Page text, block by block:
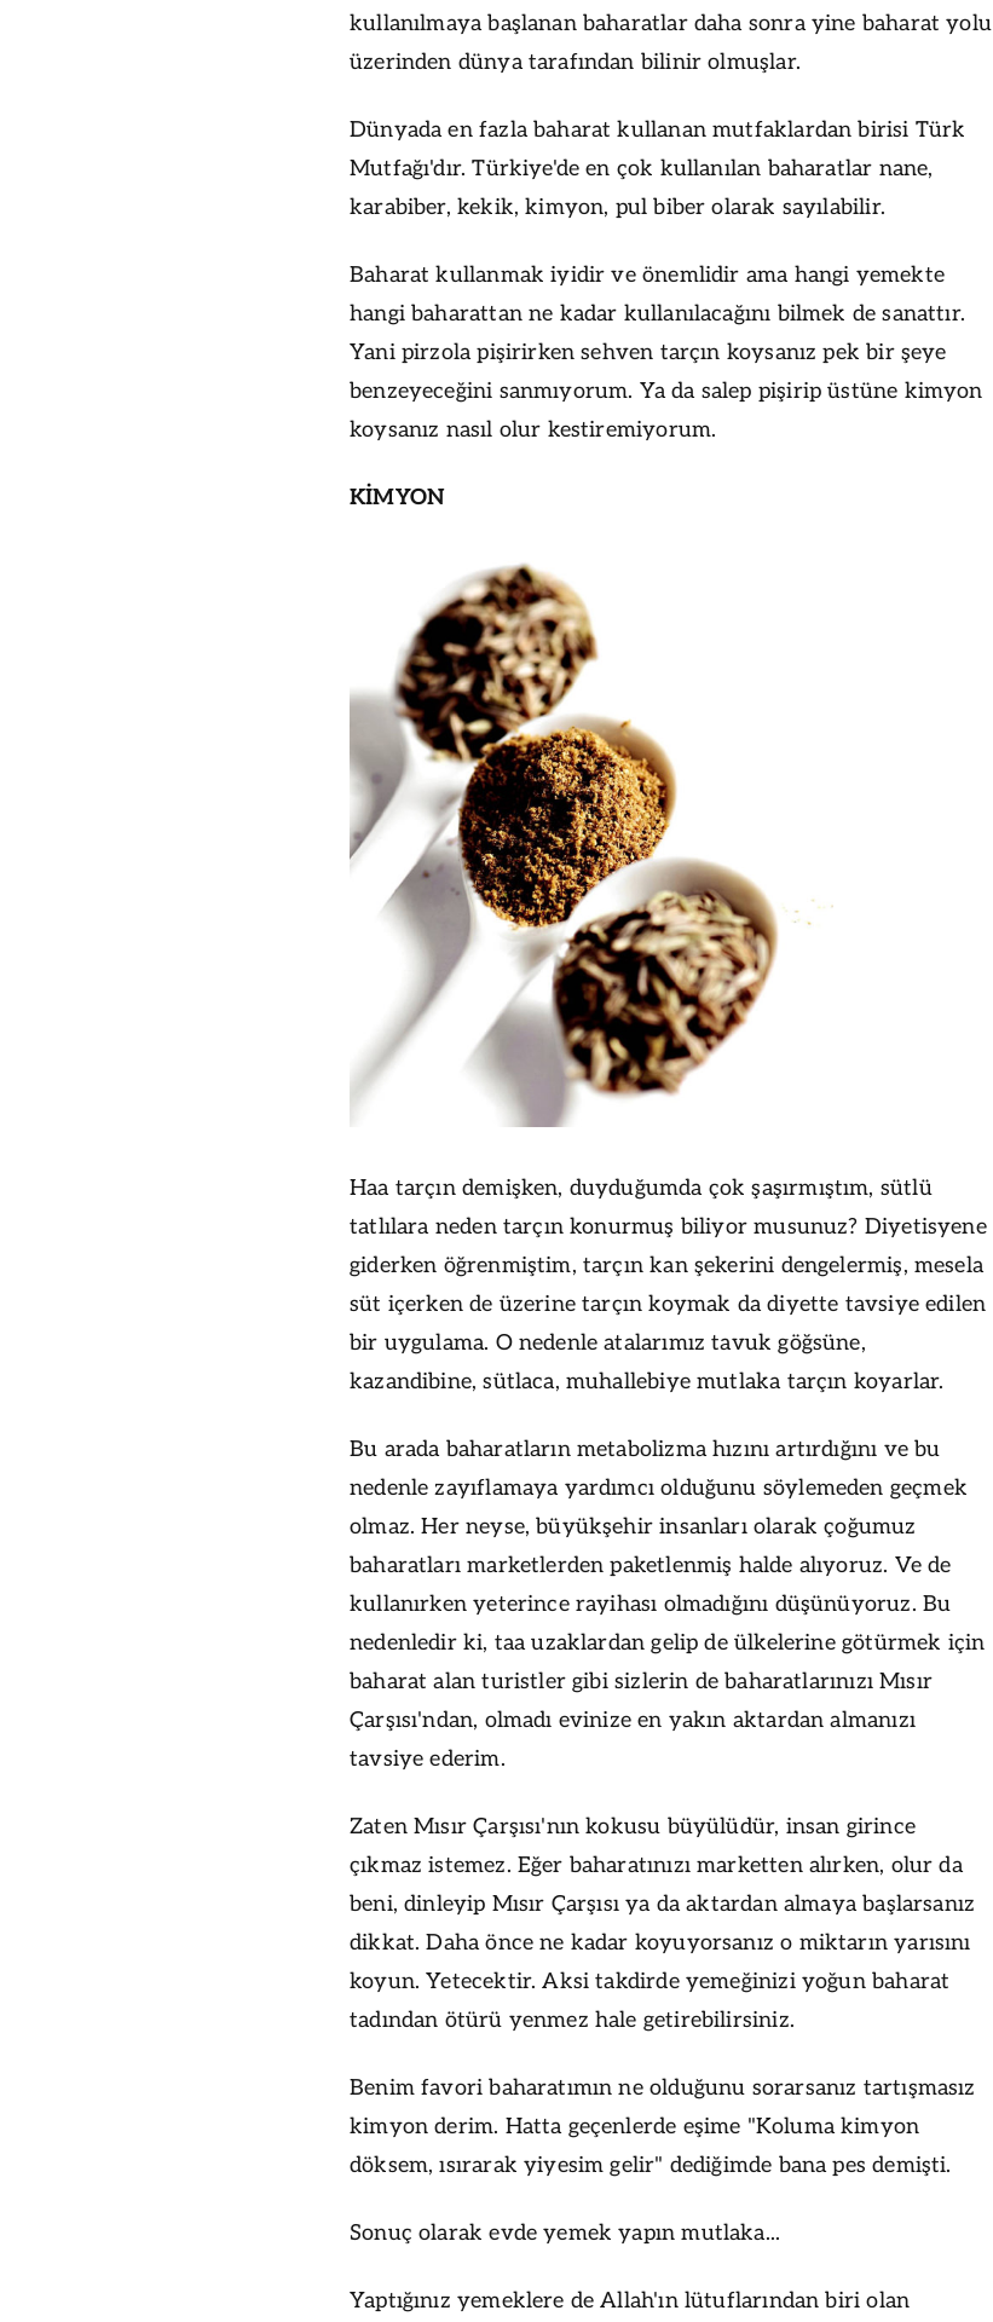
kullanılmaya başlanan baharatlar daha sonra yine baharat yolu
üzerinden dünya tarafından bilinir olmuşlar.
Dünyada en fazla baharat kullanan mutfaklardan birisi Türk
Mutfağı'dır. Türkiye'de en çok kullanılan baharatlar nane,
karabiber, kekik, kimyon, pul biber olarak sayılabilir.
Baharat kullanmak iyidir ve önemlidir ama hangi yemekte
hangi baharattan ne kadar kullanılacağını bilmek de sanattır.
Yani pirzola pişirirken sehven tarçın koysanız pek bir şeye
benzeyeceğini sanmıyorum. Ya da salep pişirip üstüne kimyon
koysanız nasıl olur kestiremiyorum.
KİMYON
Haa tarçın demişken, duyduğumda çok şaşırmıştım, sütlü
tatlılara neden tarçın konurmuş biliyor musunuz? Diyetisyene
giderken öğrenmiştim, tarçın kan şekerini dengelermiş, mesela
süt içerken de üzerine tarçın koymak da diyette tavsiye edilen
bir uygulama. O nedenle atalarımız tavuk göğsüne,
kazandibine, sütlaca, muhallebiye mutlaka tarçın koyarlar.
Bu arada baharatların metabolizma hızını artırdığını ve bu
nedenle zayıflamaya yardımcı olduğunu söylemeden geçmek
olmaz. Her neyse, büyükşehir insanları olarak çoğumuz
baharatları marketlerden paketlenmiş halde alıyoruz. Ve de
kullanırken yeterince rayihası olmadığını düşünüyoruz. Bu
nedenledir ki, taa uzaklardan gelip de ülkelerine götürmek için
baharat alan turistler gibi sizlerin de baharatlarınızı Mısır
Çarşısı'ndan, olmadı evinize en yakın aktardan almanızı
tavsiye ederim.
Zaten Mısır Çarşısı'nın kokusu büyülüdür, insan girince
çıkmaz istemez. Eğer baharatınızı marketten alırken, olur da
beni, dinleyip Mısır Çarşısı ya da aktardan almaya başlarsanız
dikkat. Daha önce ne kadar koyuyorsanız o miktarın yarısını
koyun. Yetecektir. Aksi takdirde yemeğinizi yoğun baharat
tadından ötürü yenmez hale getirebilirsiniz.
Benim favori baharatımın ne olduğunu sorarsanız tartışmasız
kimyon derim. Hatta geçenlerde eşime "Koluma kimyon
döksem, ısırarak yiyesim gelir" dediğimde bana pes demişti.
Sonuç olarak evde yemek yapın mutlaka...
Yaptığınız yemeklere de Allah'ın lütuflarından biri olan